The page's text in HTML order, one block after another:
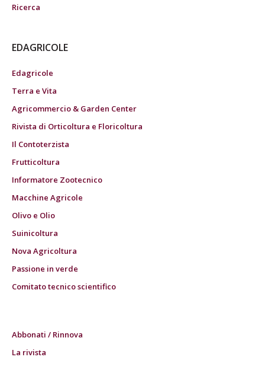
Ricerca
EDAGRICOLE
Edagricole
Terra e Vita
Agricommercio & Garden Center
Rivista di Orticoltura e Floricoltura
Il Contoterzista
Frutticoltura
Informatore Zootecnico
Macchine Agricole
Olivo e Olio
Suinicoltura
Nova Agricoltura
Passione in verde
Comitato tecnico scientifico
Abbonati / Rinnova
La rivista